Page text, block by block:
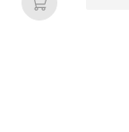
Ajouter au